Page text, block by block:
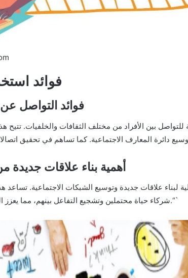
فوائد
فوائد التواصل
للتواصل بين الأفراد من مختلف الثقافات والخلفيات.
أهمية بناء علاقات جديدة
لبناء علاقات جديدة وتوسيع الشبكات الاجتماعية. تساعد
شركاء حياة محتملين وتشجيع التفاعل بينهم، مما يعزز الفرص لإقامة علاقات طويلة الأمد.“`